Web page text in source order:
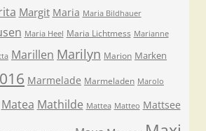
Margit Maria Maria Bildhauer
Maria Heel Maria Lichtmess Marianne
Marillen Marilyn Marion Marken
Marmelade Marmeladen Marolo
Matea Mathilde Mattea Matteo Mattsee